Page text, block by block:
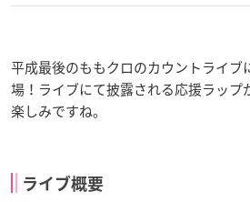
平成最後のももクロのカウントライブ
場！ライブにて披露される応援ラップ
楽しみですね。
ライブ概要